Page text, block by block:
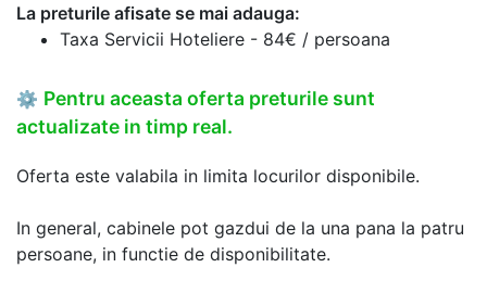
La preturile afisate se mai adauga:
Taxa Servicii Hoteliere - 84€ / persoana
⚙ Pentru aceasta oferta preturile sunt
actualizate in timp real.
Oferta este valabila in limita locurilor disponibile.
In general, cabinele pot gazdui de la una pana la patru
persoane, in functie de disponibilitate.